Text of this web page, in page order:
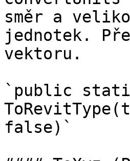
směr a
jednotek.
vektoru.
`public
false)`